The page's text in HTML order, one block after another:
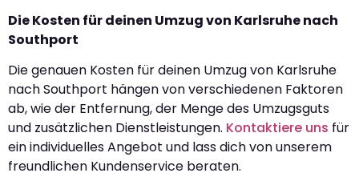
Die Kosten für deinen Umzug von Karlsruhe nach
Southport
Die genauen Kosten für deinen Umzug von Karlsruhe
nach Southport hängen von verschiedenen Faktoren
ab, wie der Entfernung, der Menge des Umzugsguts
und zusätzlichen Dienstleistungen. Kontaktiere uns für
ein individuelles Angebot und lass dich von unserem
freundlichen Kundenservice beraten.